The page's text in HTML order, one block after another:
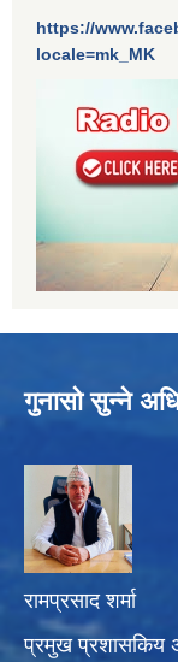
https://
locale=mk_MK
गुनासो सुन्ने
रामप्रसाद शर्मा
प्रमुख प्रशासकिय